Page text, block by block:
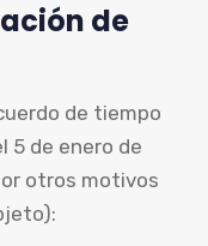
de
de tiempo
5 de enero de
otros motivos